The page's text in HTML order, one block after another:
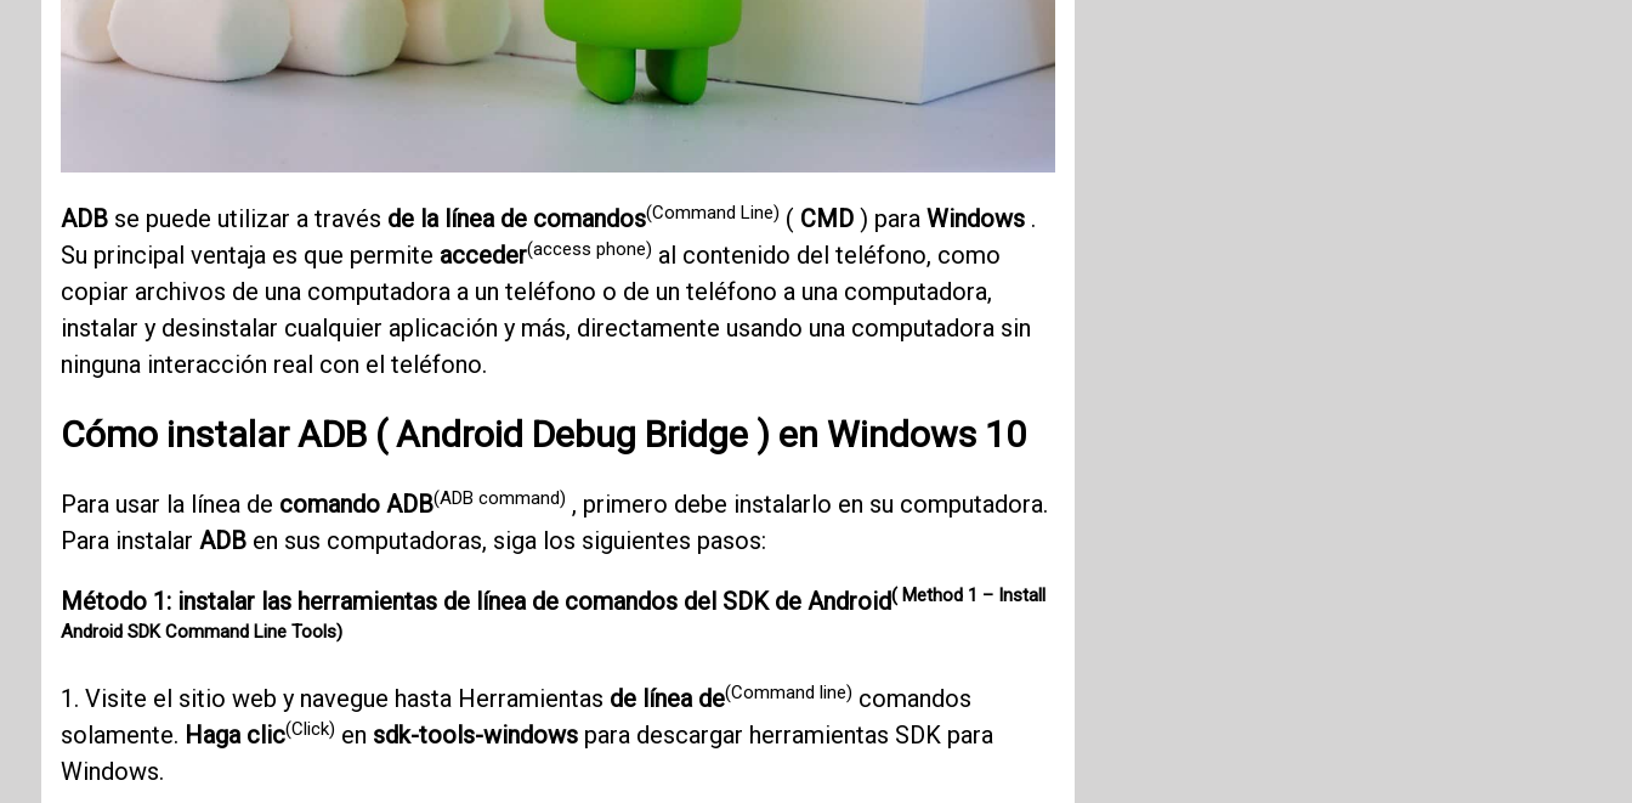
ADBse puede utilizar a través de la línea de comandos(Command Line) ( CMD) para Windows.
Su principal ventaja es que permite acceder(access phone) al contenido del teléfono, como
copiar archivos de una computadora a un teléfono o de un teléfono a una computadora,
instalar y desinstalar cualquier aplicación y más, directamente usando una computadora sin
ninguna interacción real con el teléfono.
Cómo instalarADB(Android Debug Bridge) en Windows 10
Para usar la línea de comando ADB(ADB command) , primero debe instalarlo en su computadora.
Para instalar ADBen sus computadoras, siga los siguientes pasos:
Método 1: instalar las herramientas de línea de comandos del SDK de Android( Method 1 – Install
Android SDK Command Line Tools)
1. Visite el sitio web y navegue hasta Herramientas de línea de(Command line) comandos
solamente. Haga clic(Click) en sdk-tools-windowspara descargar herramientas SDK para
Windows.